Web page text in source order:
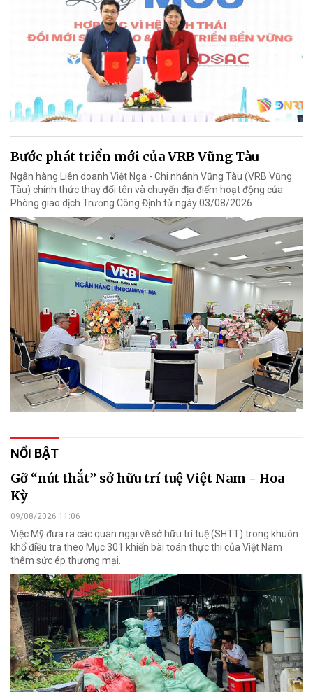
Bước phát triển mới của VRB Vũng Tàu
Ngân hàng Liên doanh Việt Nga - Chi nhánh Vũng Tàu (VRB Vũng
Tàu) chính thức thay đổi tên và chuyển địa điểm hoạt động của
Phòng giao dịch Trương Công Định từ ngày 03/08/2026.
NỔI BẬT
Gỡ “nút thắt” sở hữu trí tuệ Việt Nam - Hoa
Kỳ
09/08/2026 11:06
Việc Mỹ đưa ra các quan ngại về sở hữu trí tuệ (SHTT) trong khuôn
khổ điều tra theo Mục 301 khiến bài toán thực thi của Việt Nam
thêm sức ép thương mại.